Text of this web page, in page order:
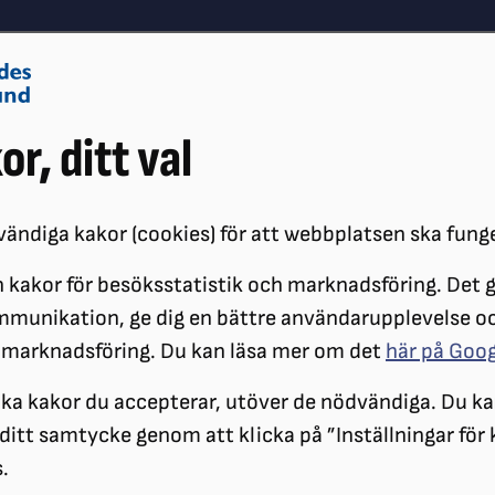
ditt val
kakor (cookies) för att webbplatsen ska
kakor för besöksstatistik och marknadsföring. Det
ge dig en bättre användarupplevelse
Du kan läsa mer om det här på
kakor du accepterar, utöver de nödvändiga. Du
samtycke genom att klicka på ”Inställningar för
Påverkansarbete
DISTRIKT SRF ÖREBRO LÄN OM SRF ÖREBRO